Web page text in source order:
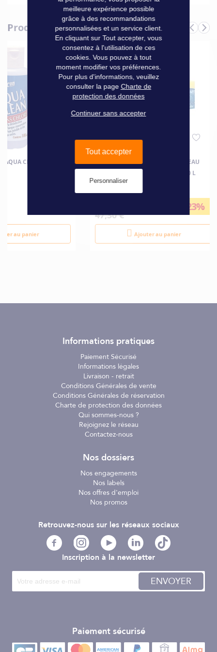
Rectangulaire 100 l, dim. L. 1100 x l. 750 mm.
Caractéristiques
Informations
Plastimo
Produits complémentaires
AQUA CLEAN 100 ML
au panier
DÉSINFECTANT CONSERVATEUR EAU
AQUATABS 1 COMPRIMÉ POUR 10 L
BOÎTE DE 120
-23%
47,30 €
Ajouter au panier
Informations pratiques
Paiement Sécurisé
Informations légales
Livraison - retrait
Conditions Générales de vente
Conditions Générales de réservation
Charte de protection des données
Qui sommes-nous ?
Rejoignez le réseau
Contactez-nous
Nos dossiers
Nos engagements
Nos labels
Nos offres d'emploi
Nos promos
Inscription à la newsletter
ENVOYER
Paiement sécurisé
Retrouvez-nous sur les réseaux sociaux
meilleure expérience possible
grâce à des recommandations
personnalisées et un service client.
En cliquant sur Tout accepter, vous
consentez à l'utilisation de ces
cookies. Vous pouvez à tout
moment modifier vos préférences.
Pour plus d'informations, veuillez
consulter la page Charte de
protection des données
Continuer sans accepter
Tout accepter
Personnaliser